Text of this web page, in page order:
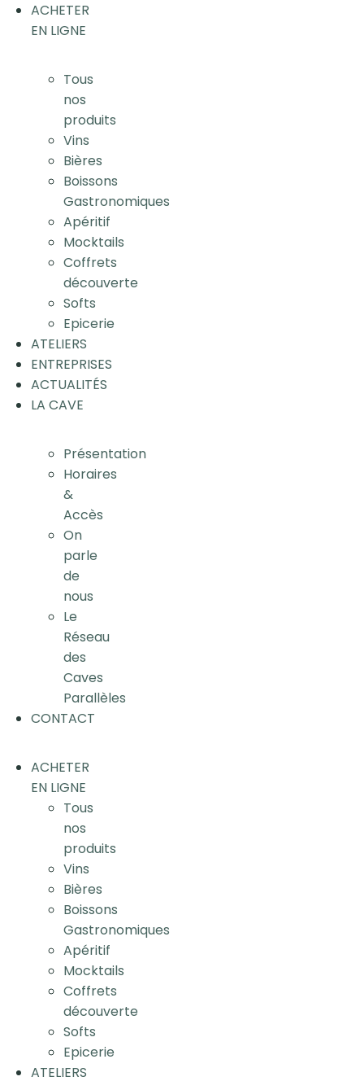
ACHETER
EN LIGNE
Tous
nos
produits
Vins
Bières
Boissons
Gastronomiques
Apéritif
Mocktails
Coffrets
découverte
Softs
Epicerie
ATELIERS
ENTREPRISES
ACTUALITÉS
LA CAVE
Présentation
Horaires
&
Accès
On
parle
de
nous
Le
Réseau
des
Caves
Parallèles
CONTACT
ACHETER
EN LIGNE
Tous
nos
produits
Vins
Bières
Boissons
Gastronomiques
Apéritif
Mocktails
Coffrets
découverte
Softs
Epicerie
ATELIERS